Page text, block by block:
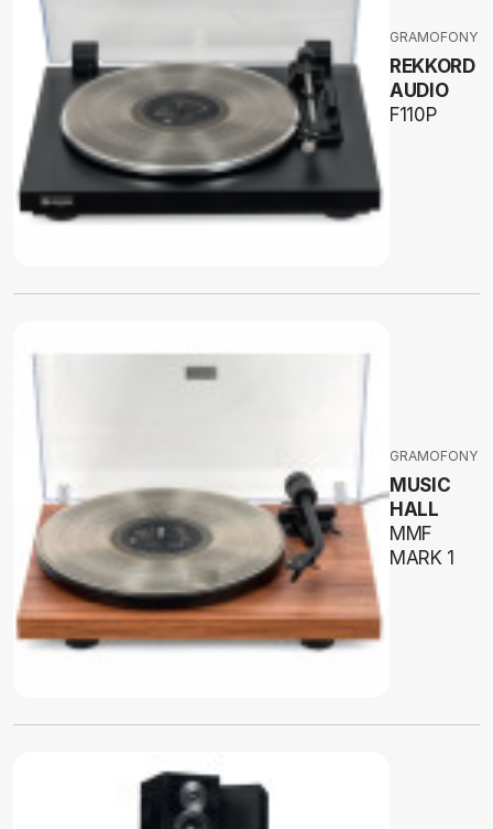
GRAMOFONY
REKKORD
AUDIO
F110P
GRAMOFONY
MUSIC
HALL
MMF
MARK 1